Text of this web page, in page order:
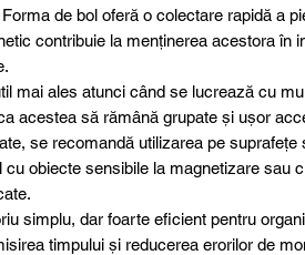
de bol oferă o colectare rapidă a
contribuie la menținerea acestora în
mai ales atunci când se lucrează cu
acestea să rămână grupate și ușor
se recomandă utilizarea pe suprafețe
cu obiecte sensibile la magnetizare sau
simplu, dar foarte eficient pentru
timpului și reducerea erorilor de